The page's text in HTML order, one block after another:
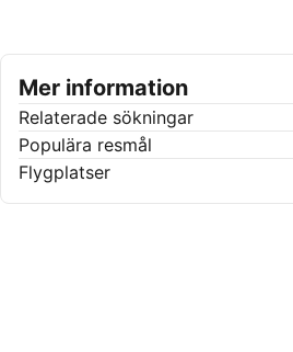
Mer information
Relaterade sökningar
Populära resmål
Flygplatser